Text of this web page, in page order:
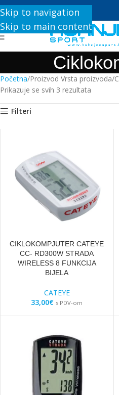
Skip to navigation
Skip to main content
+385 1 8896 200
Početna Proizvod Vrsta proizvoda
Prikazuje se svih 3 rezultata
Filteri
CIKLOKOMPJUTER CATEYE
CC- RD300W STRADA
WIRELESS 8 FUNKCIJA
BIJELA
CATEYE
33,00€ s PDV-om